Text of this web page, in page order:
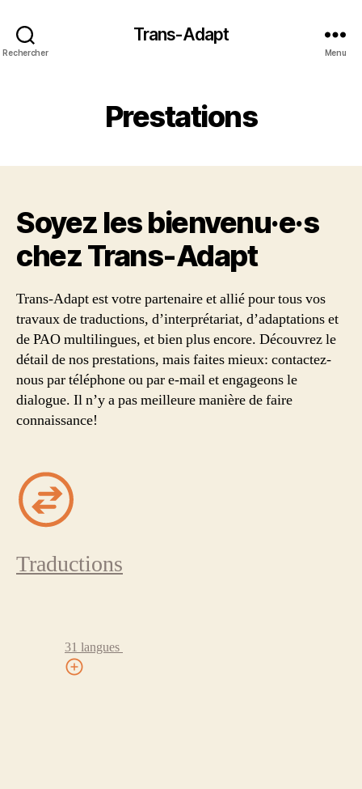
Rechercher
Trans-Adapt
Menu
Prestations
Soyez les bienvenu·e·s
chez Trans‑Adapt
Trans-Adapt est votre partenaire et allié pour tous vos
travaux de traductions, d’interprétariat, d’adaptations et
de PAO multilingues, et bien plus encore. Découvrez le
détail de nos prestations, mais faites mieux: contactez-
nous par téléphone ou par e-mail et engageons le
dialogue. Il n’y a pas meilleure manière de faire
connaissance!
Traductions
31 langues